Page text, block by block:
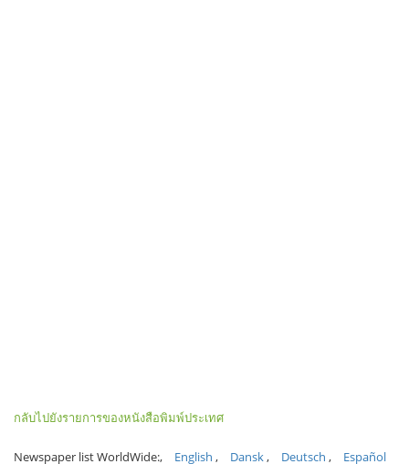
กลับไปยังรายการของหนังสือพิมพ์ประเทศ
Newspaper list WorldWide: English Dansk Deutsch Español